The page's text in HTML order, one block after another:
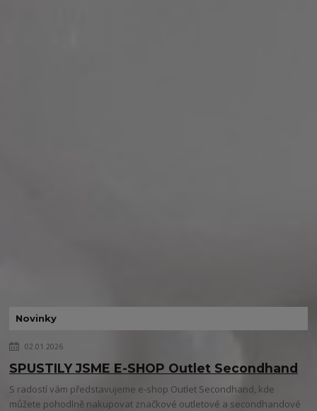
Novinky
02.01.2026
SPUSTILY JSME E-SHOP Outlet Secondhand
S radostí vám představujeme e-shop Outlet Secondhand, kde
můžete pohodlně nakupovat značkové outletové a secondhandové